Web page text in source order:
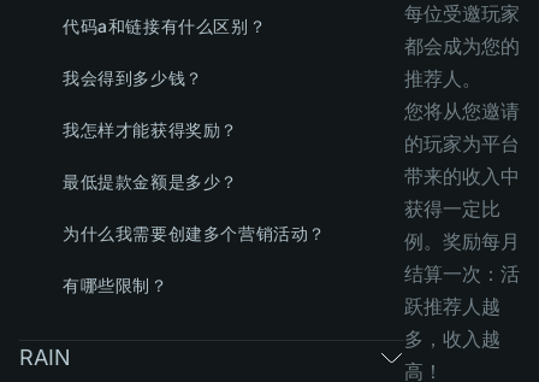
代码a和链接有什么区别？
我会得到多少钱？
我怎样才能获得奖励？
最低提款金额是多少？
为什么我需要创建多个营销活动？
有哪些限制？
RAIN
每位受邀玩家
都会成为您的
推荐人。
您将从您邀请
的玩家为平台
带来的收入中
获得一定比
例。奖励每月
结算一次：活
跃推荐人越
多，收入越
高！